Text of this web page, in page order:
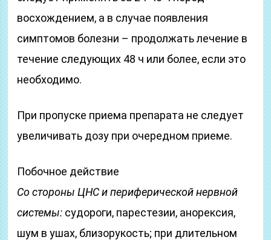
восхождением, а в случае появления
симптомов болезни – продолжать лечение в
течение следующих 48 ч или более, если это
необходимо.
При пропуске приема препарата не следует
увеличивать дозу при очередном приеме.
Побочное действие
Со стороны ЦНС и периферической нервной
системы: судороги, парестезии, анорексия,
шум в ушах, близорукость; при длительном